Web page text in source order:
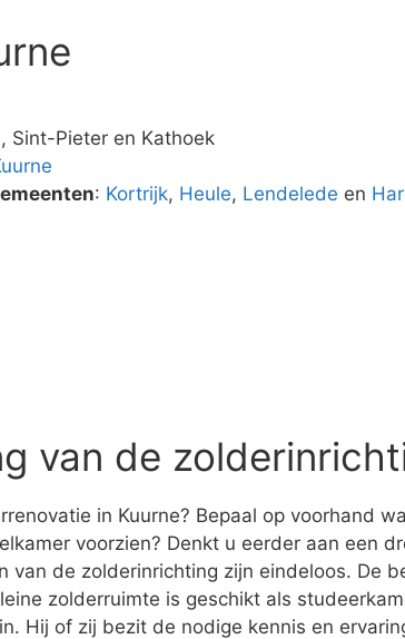
Sint-Pieter en Kathoek
: Kortrijk, Heule, Lendelede en
van de
in Kuurne? Bepaal op voorhand
voorzien? Denkt u eerder aan een
van de zolderinrichting zijn eindeloos. De
zolderruimte is geschikt als
Hij of zij bezit de nodige kennis en